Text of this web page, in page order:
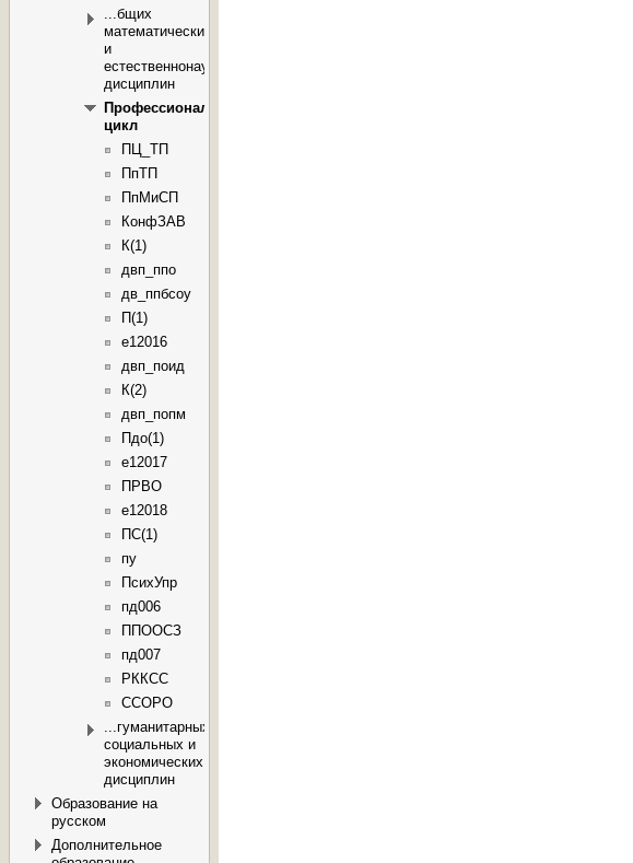
...бщих
математических
и
естественнонаучных
дисциплин
Профессиональный
цикл
ПЦ_ТП
ПпТП
ПпМиСП
КонфЗАВ
К(1)
двп_ппо
дв_ппбсоу
П(1)
e12016
двп_поид
К(2)
двп_попм
Пдо(1)
e12017
ПРВО
e12018
ПС(1)
пу
ПсихУпр
пд006
ППООСЗ
пд007
РККСС
ССОРО
...гуманитарных,
социальных и
экономических
дисциплин
Образование на
русском
Дополнительное